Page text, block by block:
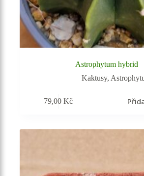
Astrophytum hybrid
Kaktusy,
79,00Kč